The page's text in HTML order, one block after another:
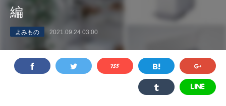
編
よみもの 2021.09.24 03:00